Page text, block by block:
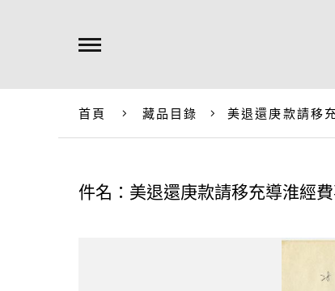
首頁 藏品目錄 美退還庚款請移
件名：美退還庚款請移充導淮經